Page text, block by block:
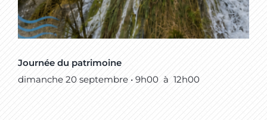
Journée du patrimoine
dimanche 20 septembre • 9h00 à 12h00